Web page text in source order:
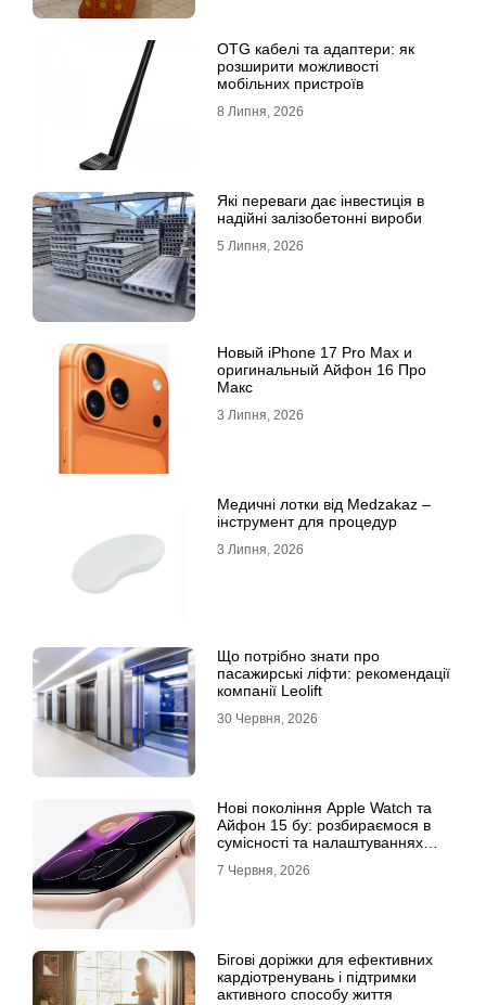
OTG кабелі та адаптери: як
розширити можливості
мобільних пристроїв
8 Липня, 2026
Які переваги дає інвестиція в
надійні залізобетонні вироби
5 Липня, 2026
Новый iPhone 17 Pro Max и
оригинальный Айфон 16 Про
Макс
3 Липня, 2026
Медичні лотки від Medzakaz –
інструмент для процедур
3 Липня, 2026
Що потрібно знати про
пасажирські ліфти: рекомендації
компанії Leolift
30 Червня, 2026
Нові покоління Apple Watch та
Айфон 15 бу: розбираємося в
сумісності та налаштуваннях
7 Червня, 2026
Бігові доріжки для ефективних
кардіотренувань і підтримки
активного способу життя